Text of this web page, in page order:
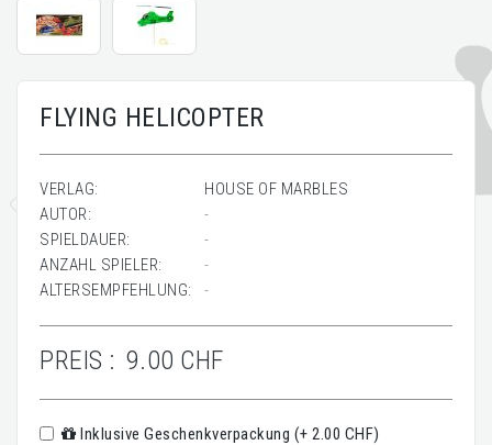
FLYING HELICOPTER
VERLAG:
HOUSE OF MARBLES
AUTOR:
-
SPIELDAUER:
-
ANZAHL SPIELER:
-
ALTERSEMPFEHLUNG:
-
PREIS : 9.00 CHF
Inklusive Geschenkverpackung (+ 2.00 CHF)